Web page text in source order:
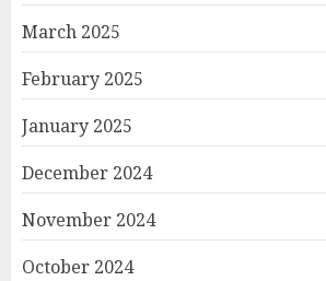
March 2025
February 2025
January 2025
December 2024
November 2024
October 2024